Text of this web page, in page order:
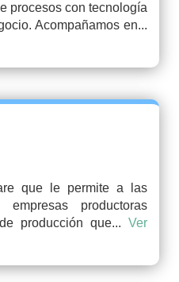
procesos con tecnología
Acompañamos en...
que le permite a las
productoras
producción que... Ver